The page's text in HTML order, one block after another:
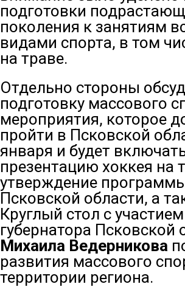
подготовки
поколения к занятиям
видами спорта, в том
на траве.
Отдельно стороны
подготовку массового
мероприятия, которое
пройти в Псковской
января и будет
презентацию хоккея на
утверждение
Псковской области, а
Круглый стол с участием
губернатора Псковской
Михаила Ведерникова
развития массового
территории региона.